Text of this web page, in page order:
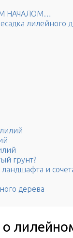
НАЧАЛОМ…
лилейного
грунт?
и
дерева